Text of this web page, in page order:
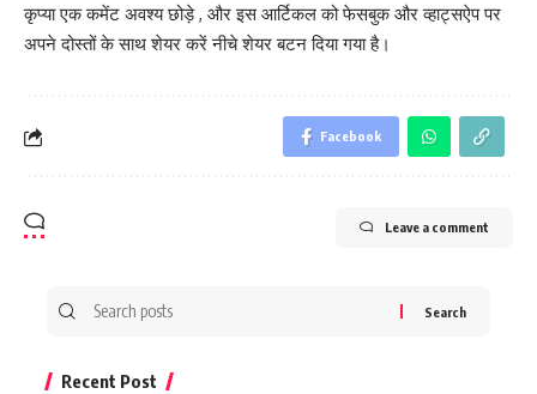
कृप्या एक कमेंट अवश्य छोड़े , और इस आर्टिकल को फेसबुक और व्हाट्सऐप पर
अपने दोस्तों के साथ शेयर करें नीचे शेयर बटन दिया गया है।
Facebook
Leave a comment
Search
Recent Post